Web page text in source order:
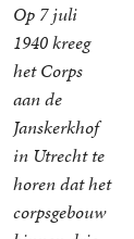
Op 7 juli
1940 kreeg
het Corps
aan de
Janskerkhof
in Utrecht te
horen dat het
corpsgebouw